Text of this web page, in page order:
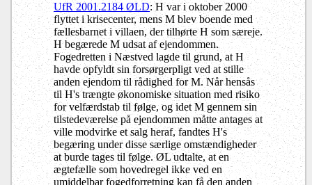
UfR 2001.2184 ØLD: H var i oktober 2000
flyttet i krisecenter, mens M blev boende med
fællesbarnet i villaen, der tilhørte H som særeje.
H begærede M udsat af ejendommen.
Fogedretten i Næstved lagde til grund, at H
havde opfyldt sin forsørgerpligt ved at stille
anden ejendom til rådighed for M.Når hensås
til H's trængte økonomiske situation med risiko
for velfærdstab til følge, og idet M gennem sin
tilstedeværelse på ejendommen måtte antages at
ville modvirke et salg heraf, fandtes H's
begæring under disse særlige omstændigheder
at burde tages til følge. ØL udtalte, at en
ægtefælle som hovedregel ikke ved en
umiddelbar fogedforretning kan få den anden